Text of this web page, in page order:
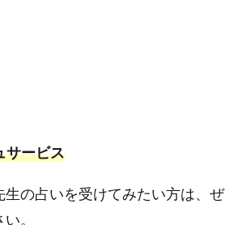
サービス
の占いを受けてみたい方は、ぜ
。